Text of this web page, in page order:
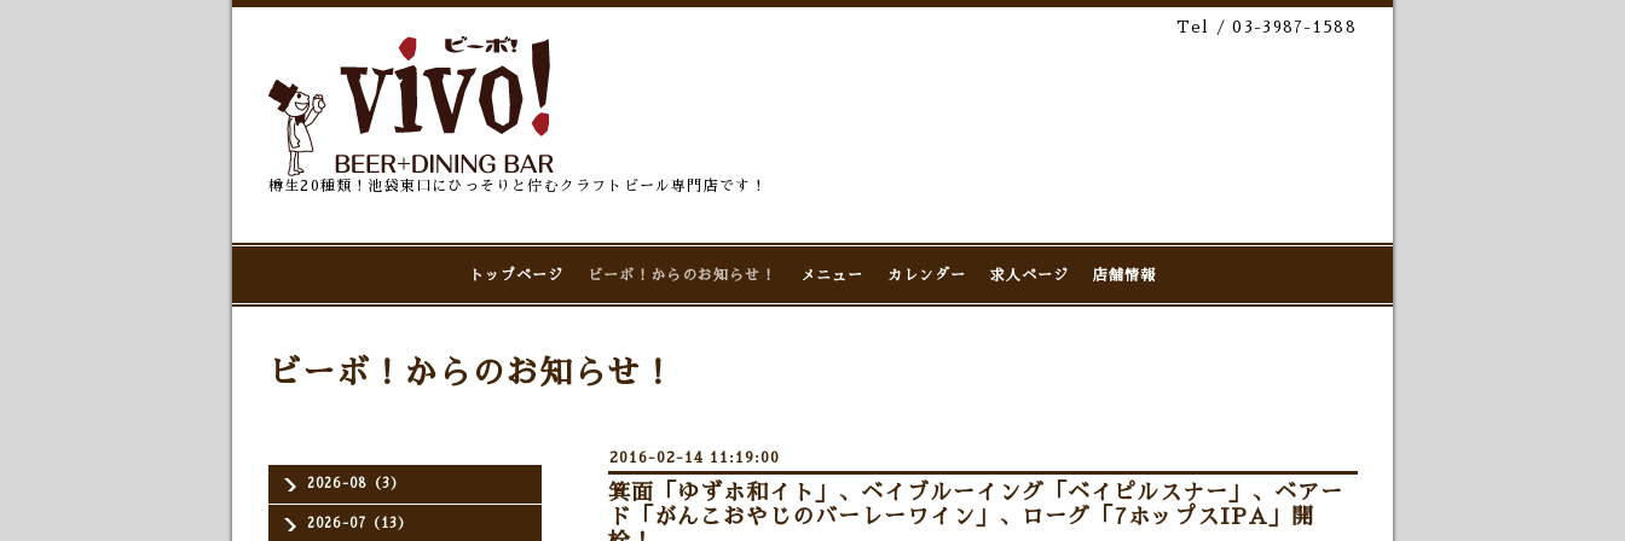
Tel / 03-3987-1588
樽生20種類！池袋東口にひっそりと佇むクラフトビール専門店です！
トップページ ビーボ！からのお知らせ！ メニュー カレンダー 求人ページ 店舗情報
2026-08（3）
2026-07（13）
ビーボ！からのお知らせ！
2016-02-14 11:19:00
箕面「ゆずホ和イト」、ベイブルーイング「ベイピルスナー」、ベアー
ド「がんこおやじのバーレーワイン」、ローグ「7ホップスIPA」開